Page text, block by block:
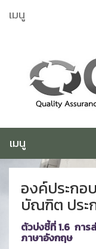
ไป
เมนู
เมนู
องค์ประกอ
บัณฑิต ประ
ตัวบ่งชี้ที่ 1.6 การ
ภาษาอังกฤษ